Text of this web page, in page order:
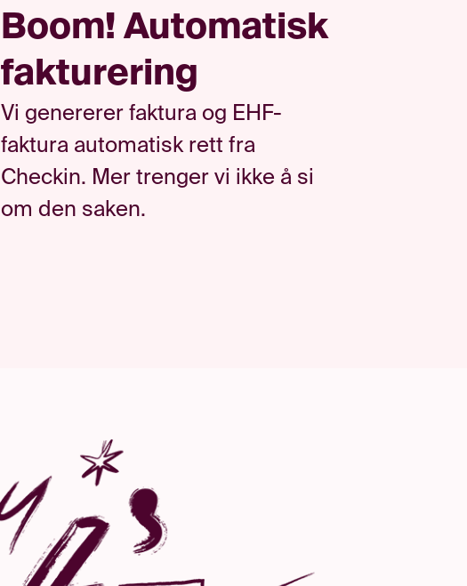
Boom! Automatisk
fakturering
Vi genererer faktura og EHF-
faktura automatisk rett fra
Checkin. Mer trenger vi ikke å si
om den saken.